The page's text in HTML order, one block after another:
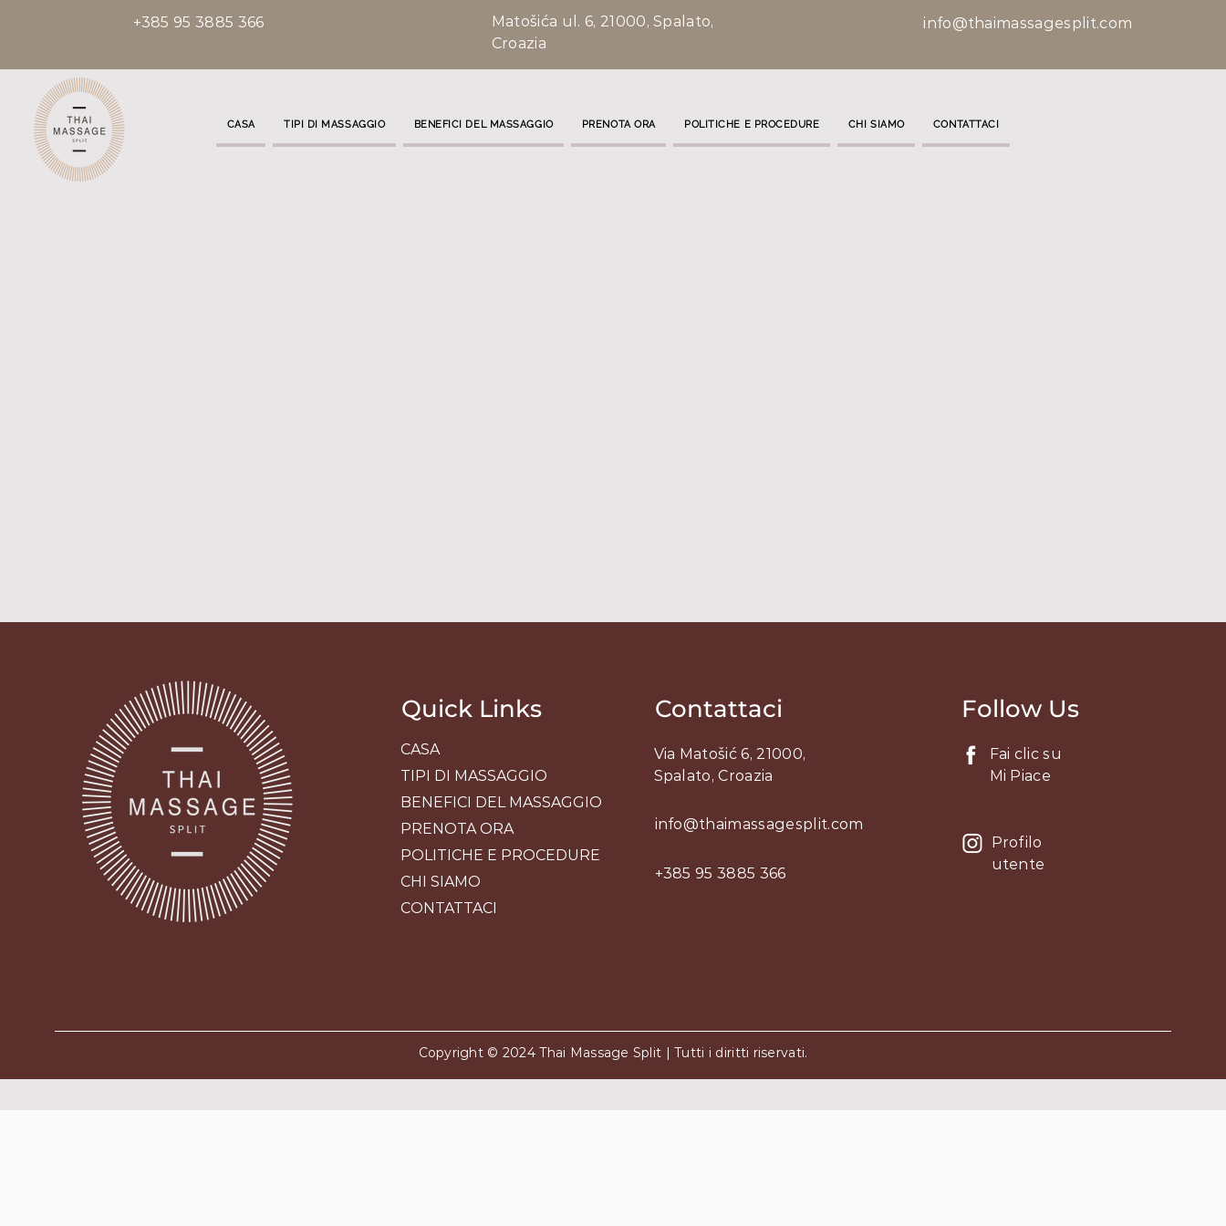
+385 95 3885 366
Matošića ul. 6, 21000, Spalato,
Croazia
info@thaimassagesplit.com
CASA TIPI DI MASSAGGIO BENEFICI DEL MASSAGGIO PRENOTA ORA POLITICHE E PROCEDURE CHI SIAMO CONTATTACI
Quick Links
CASA
TIPI DI MASSAGGIO
BENEFICI DEL MASSAGGIO
PRENOTA ORA
POLITICHE E PROCEDURE
CHI SIAMO
CONTATTACI
Contattaci
Via Matošić 6, 21000,
Spalato, Croazia
info@thaimassagesplit.com
+385 95 3885 366
Follow Us
Fai clic su
Mi Piace
Profilo
utente
Copyright © 2024 Thai Massage Split | Tutti i diritti riservati.